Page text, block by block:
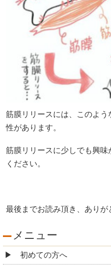
筋膜リリースには、このよ
性があります。
筋膜リリースに少しでも興
ください。
最後までお読み頂き、ありが
メニュー
初めての方へ